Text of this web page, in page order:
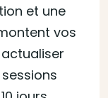
et une
vos